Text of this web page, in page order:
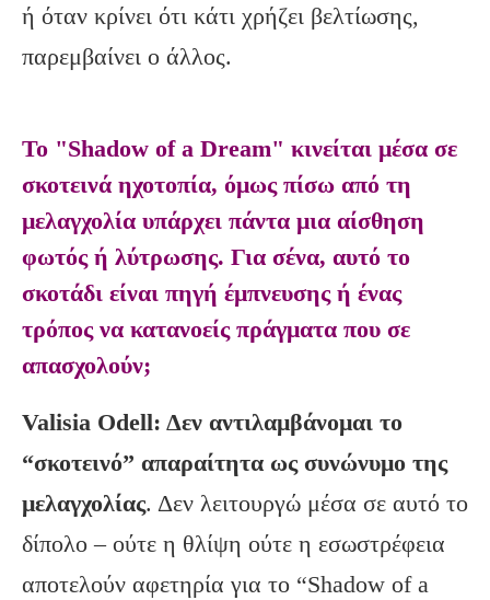
ή όταν κρίνει ότι κάτι χρήζει βελτίωσης,
παρεμβαίνει ο άλλος.
Το "Shadow of a Dream" κινείται μέσα σε
σκοτεινά ηχοτοπία, όμως πίσω από τη
μελαγχολία υπάρχει πάντα μια αίσθηση
φωτός ή λύτρωσης. Για σένα, αυτό το
σκοτάδι είναι πηγή έμπνευσης ή ένας
τρόπος να κατανοείς πράγματα που σε
απασχολούν;
Valisia Odell: Δεν αντιλαμβάνομαι το
“σκοτεινό” απαραίτητα ως συνώνυμο της
μελαγχολίας. Δεν λειτουργώ μέσα σε αυτό το
δίπολο – ούτε η θλίψη ούτε η εσωστρέφεια
αποτελούν αφετηρία για το “Shadow of a